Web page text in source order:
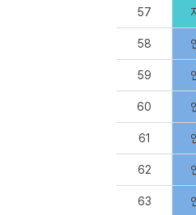
57
58
59
60
61
62
63